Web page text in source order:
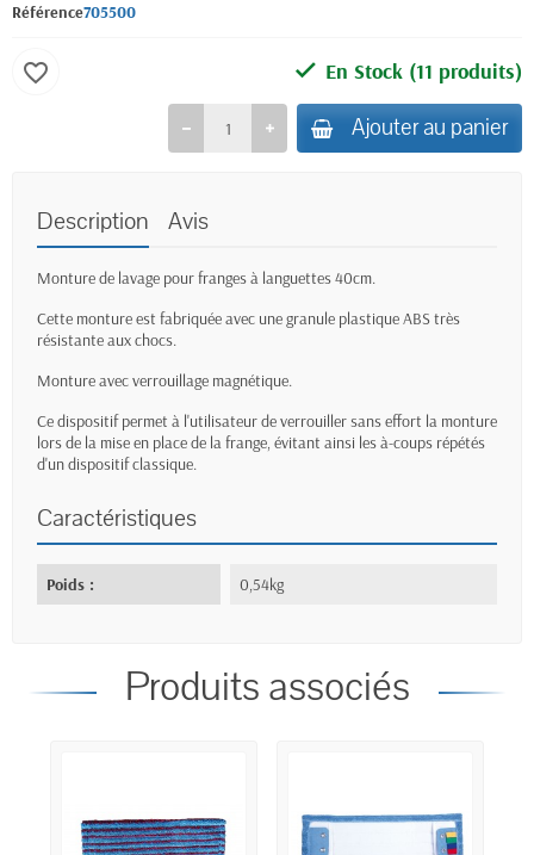
Référence705500
En Stock (11 produits)
Ajouter au panier
favorite_border
Description Avis
Monture de lavage pour franges à languettes 40cm.
Cette monture est fabriquée avec une granule plastique ABS très
résistante aux chocs.
Monture avec verrouillage magnétique.
Ce dispositif permet à l'utilisateur de verrouiller sans effort la monture
lors de la mise en place de la frange, évitant ainsi les à-coups répétés
d'un dispositif classique.
Caractéristiques
Poids : 0,54kg
Produits associés